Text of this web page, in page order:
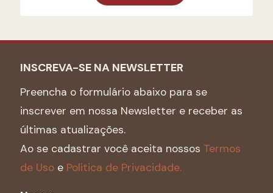
INSCREVA-SE NA NEWSLETTER
Preencha o formulário abaixo para se
inscrever em nossa Newsletter e receber as
últimas atualizações.
Ao se cadastrar você aceita nossos Termos
de Uso e Politica de Privacidade.